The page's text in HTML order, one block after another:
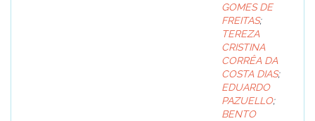
GOMES DE
FREITAS;
TEREZA
CRISTINA
CORRÊA DA
COSTA DIAS;
EDUARDO
PAZUELLO;
BENTO